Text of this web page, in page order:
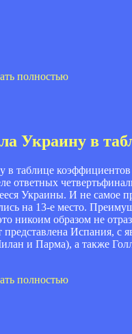
полностью
Украину в
ответных
Украины. И не самое
на 13-е место.
никоим образом не
представлена Испания,
и Парма), а также
полностью